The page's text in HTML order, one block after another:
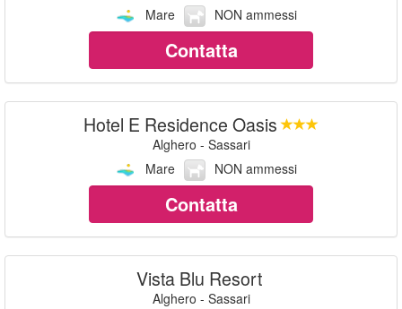
Mare
NON ammessi
Contatta
Hotel E Residence Oasis
Alghero - Sassari
Mare
NON ammessi
Contatta
Vista Blu Resort
Alghero - Sassari